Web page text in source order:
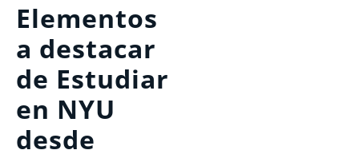
Elementos
a destacar
de Estudiar
en NYU
desde